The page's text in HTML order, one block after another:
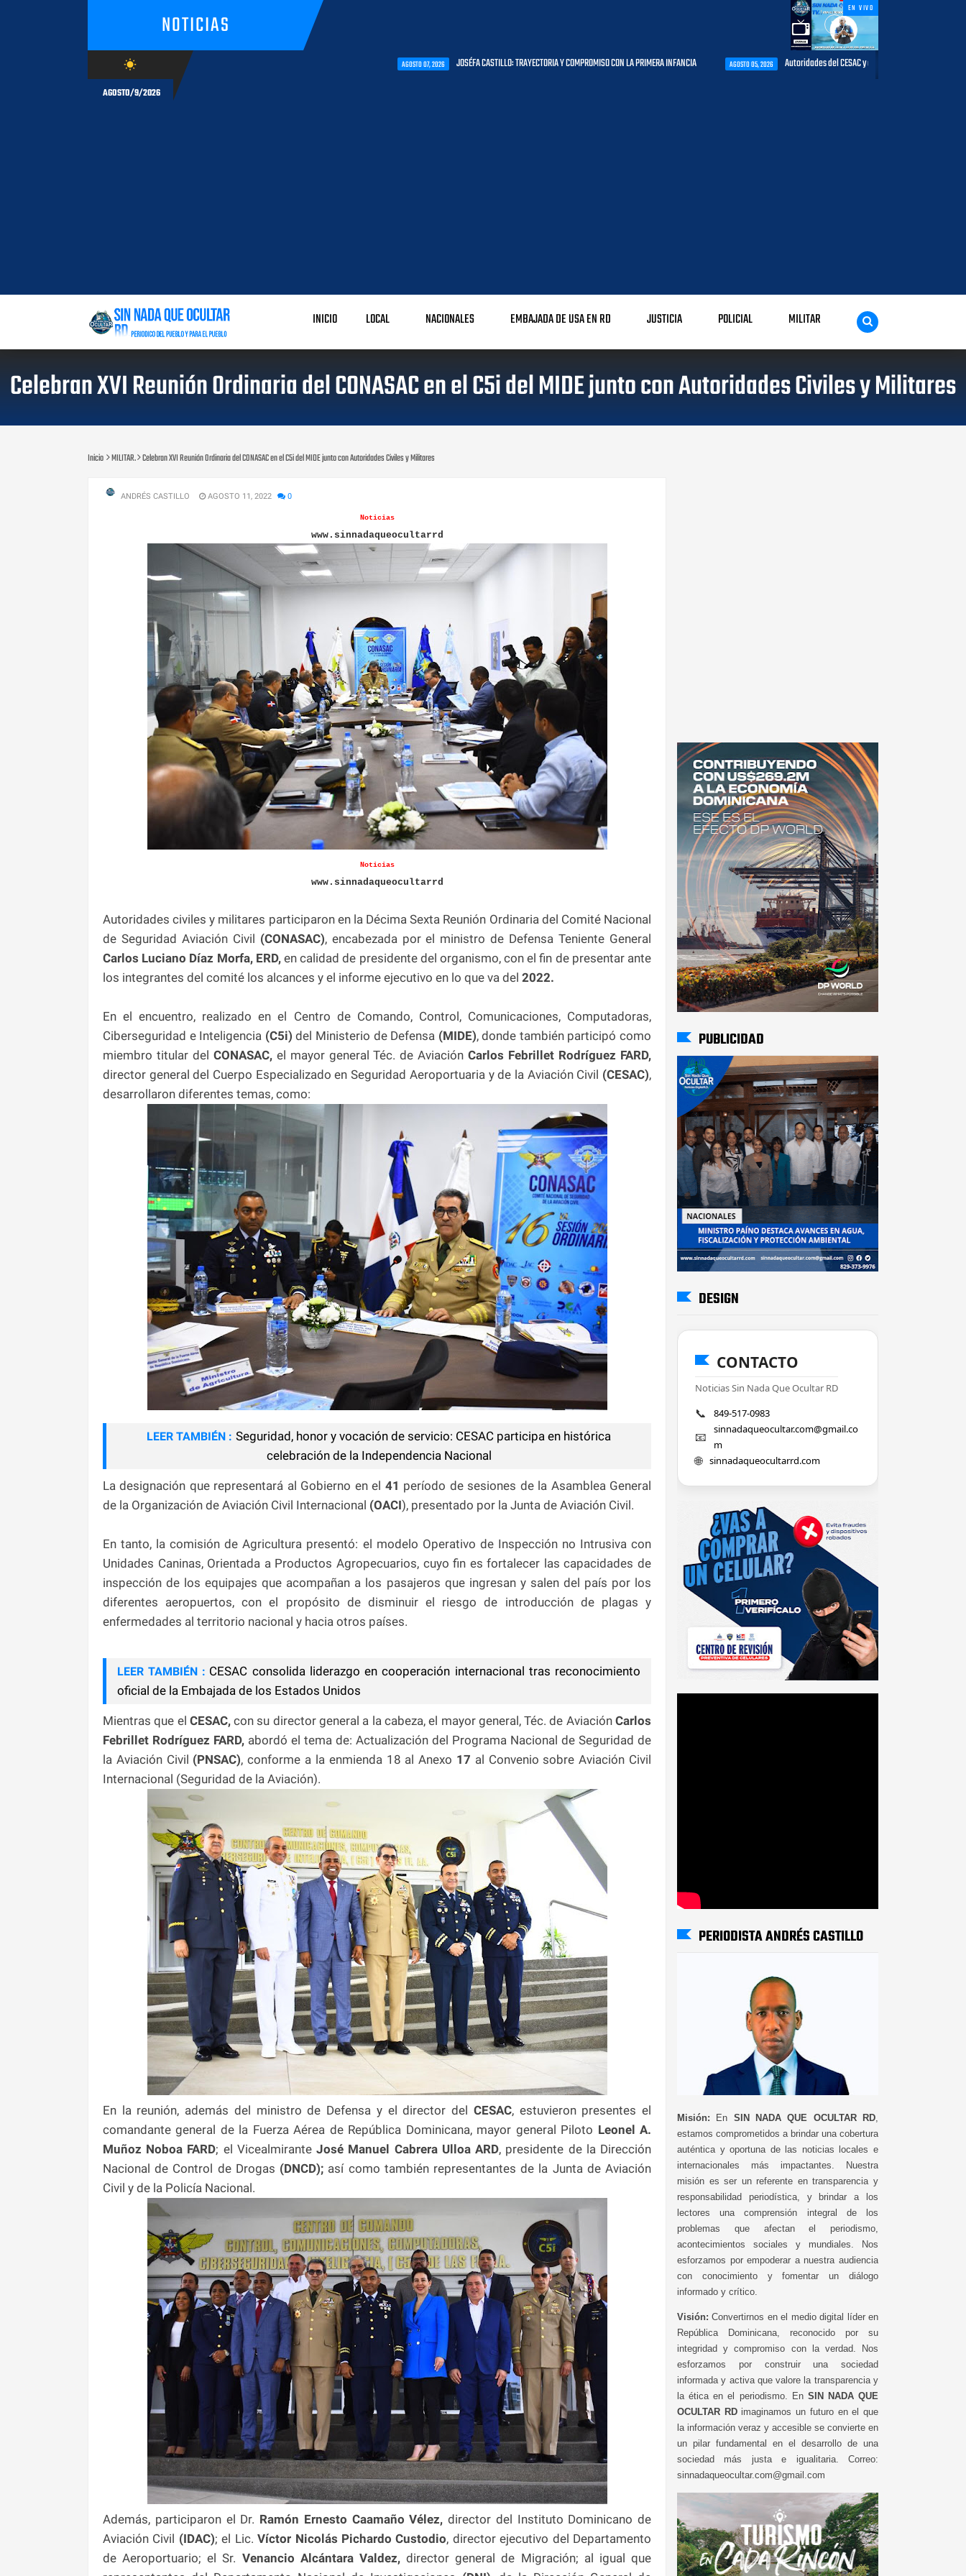
NOTICIAS
EN VIVO
wb_sunny
AGOSTO/9/2026
JOSÉFA CASTILLO: TRAYECTORIA Y COMPROMISO CON LA PRIMERA INFANCIA AGOSTO 05, 2026 Autoridades del CESAC y explotadores de aeronaves analizan temas
INICIO LOCAL NACIONALES EMBAJADA DE USA EN RD JUSTICIA POLICIAL MILITAR
Celebran XVI Reunión Ordinaria del CONASAC en el C5i del MIDE junto con Autoridades Civiles y Militares
Inicio MILITAR. Celebran XVI Reunión Ordinaria del CONASAC en el C5i del MIDE junto con Autoridades Civiles y Militares
ANDRÉS CASTILLO AGOSTO 11, 2022 0
Noticias
www.sinnadaqueocultarrd
Noticias
www.sinnadaqueocultarrd
Autoridades civiles y militares participaron en la Décima Sexta Reunión Ordinaria del Comité Nacional
de Seguridad Aviación Civil (CONASAC), encabezada por el ministro de Defensa Teniente General
Carlos Luciano Díaz Morfa, ERD,en calidad de presidente del organismo, con el fin de presentar ante
los integrantes del comité los alcances y el informe ejecutivo en lo que va del 2022.
En el encuentro, realizado en el Centro de Comando, Control, Comunicaciones, Computadoras,
Ciberseguridad e Inteligencia (C5i)del Ministerio de Defensa (MIDE), donde también participó como
miembro titular del CONASAC, el mayor general Téc. de AviaciónCarlos Febrillet Rodríguez FARD,
director general del Cuerpo Especializado en Seguridad Aeroportuaria y de la Aviación Civil (CESAC),
desarrollaron diferentes temas, como:
LEER TAMBIÉN : Seguridad, honor y vocación de servicio: CESAC participa en histórica
celebración de la Independencia Nacional
La designación que representará al Gobierno en el 41 período de sesiones de la Asamblea General
de la Organización de Aviación Civil Internacional (OACI), presentado por la Junta de Aviación Civil.
En tanto, la comisión de Agricultura presentó: el modelo Operativo de Inspección no Intrusiva con
Unidades Caninas, Orientada a Productos Agropecuarios, cuyo fin es fortalecer las capacidades de
inspección de los equipajes que acompañan a los pasajeros que ingresan y salen del país por los
diferentes aeropuertos, con el propósito de disminuir el riesgo de introducción de plagas y
enfermedades al territorio nacional y hacia otros países.
LEER TAMBIÉN : CESAC consolida liderazgo en cooperación internacional tras reconocimiento
oficial de la Embajada de los Estados Unidos
Mientras que el CESAC,con su director general a la cabeza, el mayor general, Téc. de AviaciónCarlos
Febrillet Rodríguez FARD, abordó el tema de: Actualización del Programa Nacional de Seguridad de
la Aviación Civil (PNSAC), conforme a la enmienda 18 al Anexo 17 al Convenio sobre Aviación Civil
Internacional (Seguridad de la Aviación).
En la reunión, además del ministro de Defensa y el director del CESAC, estuvieron presentes el
comandante general de la Fuerza Aérea de República Dominicana, mayor general Piloto Leonel A.
Muñoz Noboa FARD; el VicealmiranteJosé Manuel Cabrera Ulloa ARD, presidente de la Dirección
Nacional de Control de Drogas (DNCD); así como también representantes de la Junta de Aviación
Civil y de la Policía Nacional.
Además, participaron el Dr. Ramón Ernesto Caamaño Vélez, director del Instituto Dominicano de
Aviación Civil (IDAC); el Lic.Víctor Nicolás Pichardo Custodio, director ejecutivo del Departamento
de Aeroportuario; el Sr. Venancio Alcántara Valdez,director general de Migración; al igual que
PUBLICIDAD
DESIGN
CONTACTO
Noticias Sin Nada Que Ocultar RD
📞 849-517-0983
📧
sinnadaqueocultar.com@gmail.co
m
🌐 sinnadaqueocultarrd.com
PERIODISTA ANDRÉS CASTILLO
Misión: En SIN NADA QUE OCULTAR RD
estamos comprometidos a brindar una cobertura
auténtica y oportuna de las noticias locales e
internacionales más impactantes. Nuestra
misión es ser un referente en transparencia y
responsabilidad periodística, y brindar a los
lectores una comprensión integral de los
problemas que afectan el periodismo,
acontecimientos sociales y mundiales. Nos
esforzamos por empoderar a nuestra audiencia
con conocimiento y fomentar un diálogo
informado y crítico.
Visión: Convertirnos en el medio digital líder en
República Dominicana, reconocido por su
integridad y compromiso con la verdad. Nos
esforzamos por construir una sociedad
informada y activa que valore la transparencia y
la ética en el periodismo. En SIN NADA QUE
OCULTAR RDimaginamos un futuro en el que
la información veraz y accesible se convierte en
un pilar fundamental en el desarrollo de una
sociedad más justa e igualitaria. Correo:
sinnadaqueocultar.com@gmail.com